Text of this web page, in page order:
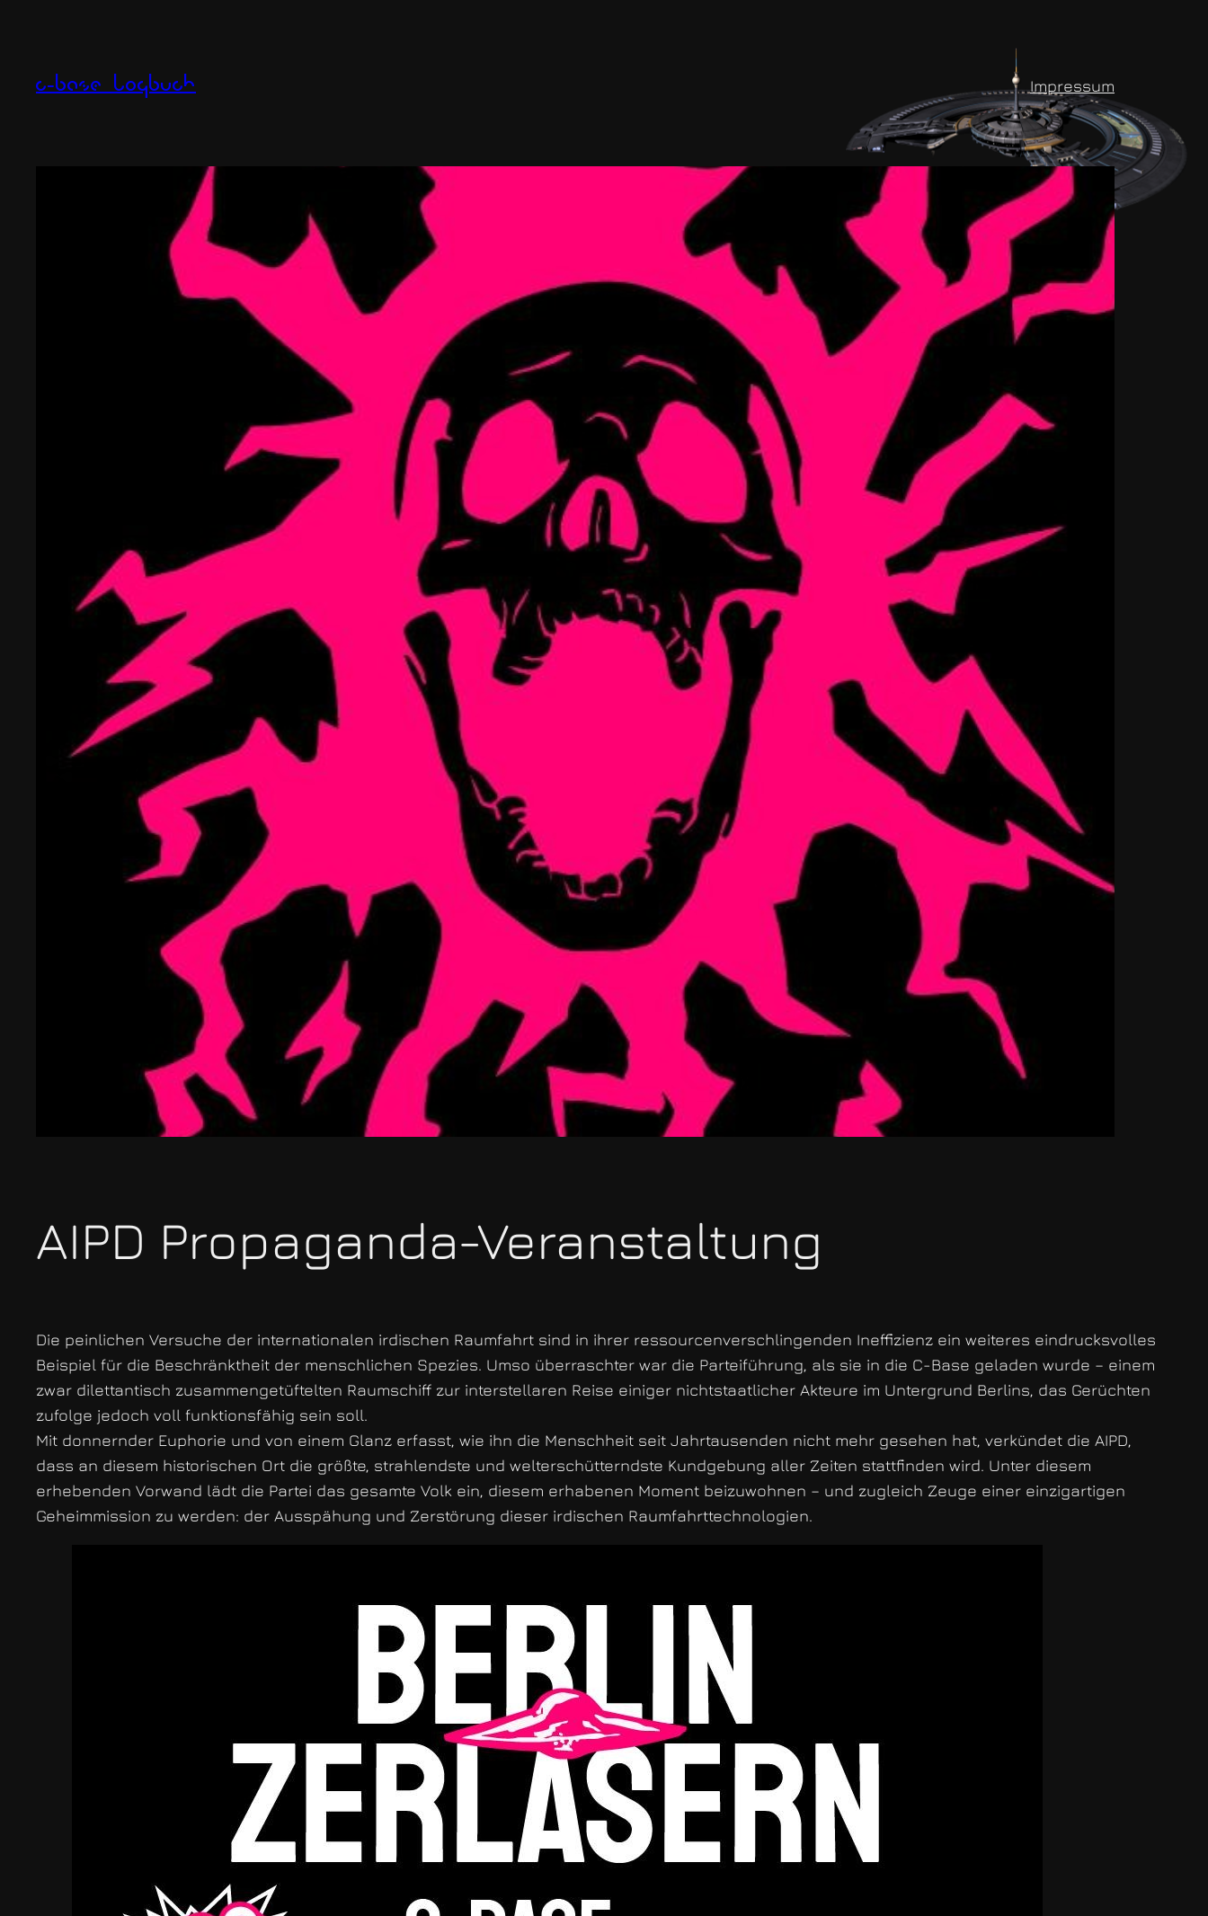
c-base logbuch Impressum
AIPD Propaganda-Veranstaltung
Die peinlichen Versuche der internationalen irdischen Raumfahrt sind in ihrer ressourcenverschlingenden Ineffizienz ein weiteres eindrucksvolles
Beispiel für die Beschränktheit der menschlichen Spezies. Umso überraschter war die Parteiführung, als sie in die C-Base geladen wurde – einem
zwar dilettantisch zusammengetüftelten Raumschiff zur interstellaren Reise einiger nichtstaatlicher Akteure im Untergrund Berlins, das Gerüchten
zufolge jedoch voll funktionsfähig sein soll.
Mit donnernder Euphorie und von einem Glanz erfasst, wie ihn die Menschheit seit Jahrtausenden nicht mehr gesehen hat, verkündet die AIPD,
dass an diesem historischen Ort die größte, strahlendste und welterschütterndste Kundgebung aller Zeiten stattfinden wird. Unter diesem
erhebenden Vorwand lädt die Partei das gesamte Volk ein, diesem erhabenen Moment beizuwohnen – und zugleich Zeuge einer einzigartigen
Geheimmission zu werden: der Ausspähung und Zerstörung dieser irdischen Raumfahrttechnologien.